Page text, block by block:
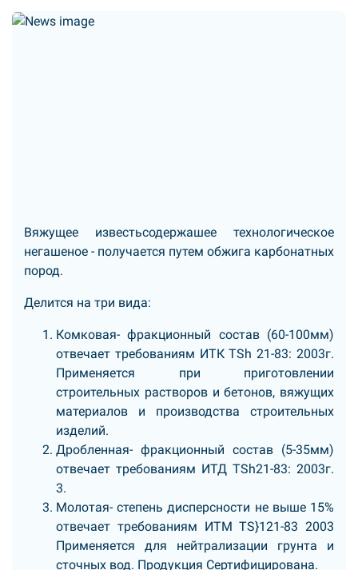
Вяжущее известьсодержашее технологическое
негашеное - получается путем обжига карбонатных
пород.
Делится на три вида:
Комковая- фракционный состав (60-100мм)
отвечает требованиям ИТК TSh 21-83: 2003г.
Применяется при приготовлении
строительных растворов и бетонов, вяжущих
материалов и производства строительных
изделий.
Дробленная- фракционный состав (5-35мм)
отвечает требованиям ИТД TSh21-83: 2003г.
3.
Молотая- степень дисперсности не выше 15%
отвечает требованиям ИТМ TS}121-83 2003
Применяется для нейтрализации грунта и
сточных вод. Продукция Сертифицирована.